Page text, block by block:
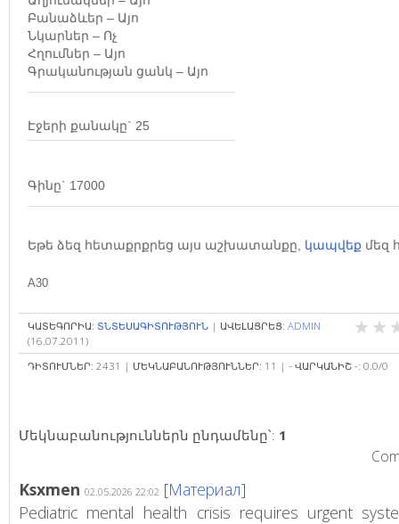
Բանաձևեր – Այո
Նկարներ – Ոչ
Հղումներ – Այո
Գրականության ցանկ – Այո
Էջերի քանակը` 25
Գինը` 17000
Եթե ձեզ հետաքրքրեց այս աշխատանքը, կապվեք մեզ
A30
ԿԱՏԵԳՈՐԻԱ: ՏՆՏԵՍԱԳԻՏՈՒԹՅՈՒՆ | ԱՎԵԼԱՑՐԵՑ: ADMIN
(16.07.2011)
ԴԻՏՈՒՄՆԵՐ: 2431 | ՄԵԿՆԱԲԱՆՈՒԹՅՈՒՆՆԵՐ: 11 | - ՎԱՐԿԱՆԻՇ -: 0.0/0
Մեկնաբանություններն ընդամենը՝: 1
Ksxmen 02.05.2026 22:02 [Материал]
Pediatric mental health crisis requires urgent